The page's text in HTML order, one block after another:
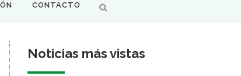
CONTACTO
Noticias más vistas